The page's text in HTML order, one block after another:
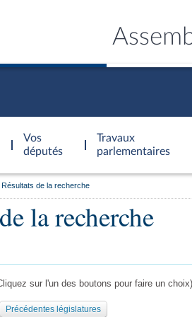
Vos
députés
Travaux
parlementaires
Résultats de la recherche
la recherche
sur l'un des boutons pour faire un choix)
Précédentes législatures